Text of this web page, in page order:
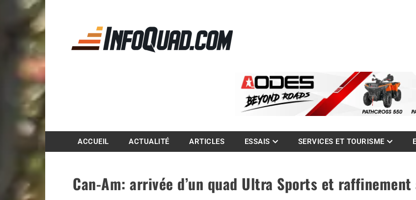
ACCUEIL ACTUALITÉ ARTICLES ESSAIS SERVICES ET TOURISME
Can-Am: arrivée d’un quad Ultra Sports et